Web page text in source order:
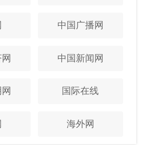
中国广播网
中国新闻网
国际在线
海外网